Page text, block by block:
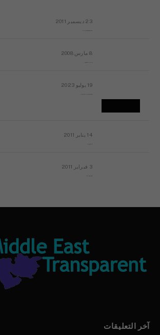
23 ديسمبر 2011
8 مارس 2008
19 يوليو 2023
14 يناير 2011
3 فبراير 2011
آخر التعليقات